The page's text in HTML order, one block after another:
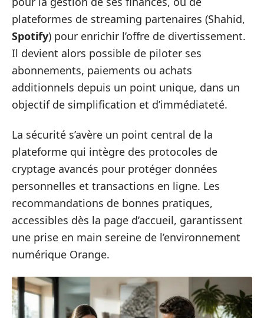
plateformes de streaming partenaires (Shahid,
Spotify) pour enrichir l’offre de divertissement.
Il devient alors possible de piloter ses
abonnements, paiements ou achats
additionnels depuis un point unique, dans un
objectif de simplification et d’immédiateté.
La sécurité s’avère un point central de la
plateforme qui intègre des protocoles de
cryptage avancés pour protéger données
personnelles et transactions en ligne. Les
recommandations de bonnes pratiques,
accessibles dès la page d’accueil, garantissent
une prise en main sereine de l’environnement
numérique Orange.